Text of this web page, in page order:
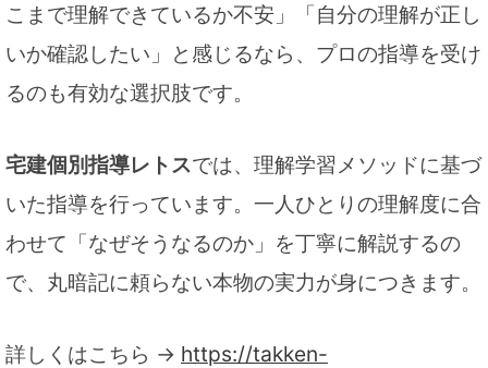
こまで理解できているか不安」「自分の理解が正し
いか確認したい」と感じるなら、プロの指導を受け
るのも有効な選択肢です。
宅建個別指導レトスでは、理解学習メソッドに基づ
いた指導を行っています。一人ひとりの理解度に合
わせて「なぜそうなるのか」を丁寧に解説するの
で、丸暗記に頼らない本物の実力が身につきます。
詳しくはこちら → https://takken-